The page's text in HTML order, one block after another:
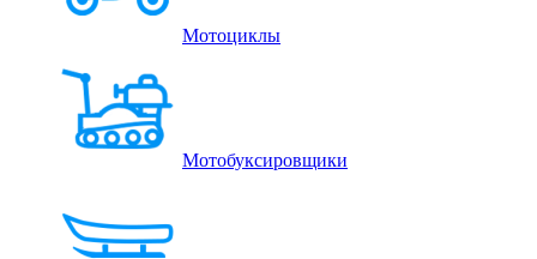
Мотоциклы
Мотобуксировщики